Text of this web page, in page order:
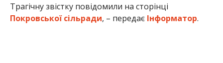
Трагічну звістку повідомили на сторінці
Покровської сільради, – передає Інформатор.